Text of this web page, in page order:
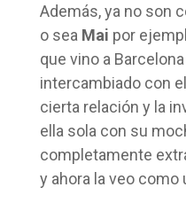
Además, ya no son
o sea Mai por
que vino a
intercambiado con
cierta relación y la
ella sola con su
completamente
y ahora la veo como